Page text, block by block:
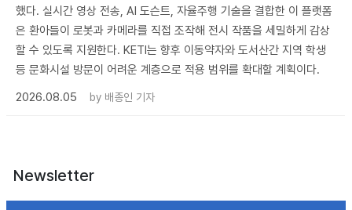
했다. 실시간 영상 전송, AI 도슨트, 자율주행 기술을 결합한 이 플랫폼
은 환아들이 로봇과 카메라를 직접 조작해 전시 작품을 세밀하게 감상
할 수 있도록 지원한다. KETI는 향후 이동약자와 도서산간 지역 학생
등 문화시설 방문이 어려운 계층으로 적용 범위를 확대할 계획이다.
2026.08.05
by 배종인 기자
Newsletter